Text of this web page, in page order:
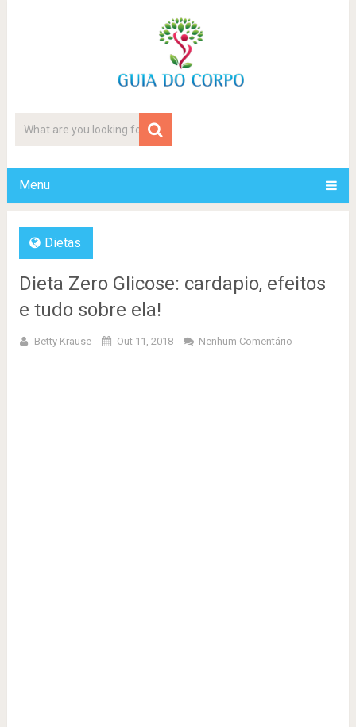
Menu
Dietas
Dieta Zero Glicose: cardapio, efeitos
e tudo sobre ela!
Betty Krause Out 11, 2018 Nenhum Comentário